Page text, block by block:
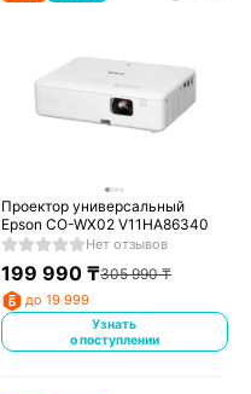
Проектор универсальный
Epson CO-WX02 V11HA86340
Нет отзывов
199 990 ₸305 990₸
до 19 999
Узнать
о поступлении